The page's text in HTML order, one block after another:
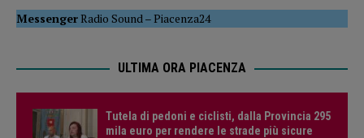
MessengerRadio Sound –Piacenza24
ULTIMA ORA PIACENZA
Tutela di pedoni e ciclisti, dalla Provincia 295
mila euro per rendere le strade più sicure